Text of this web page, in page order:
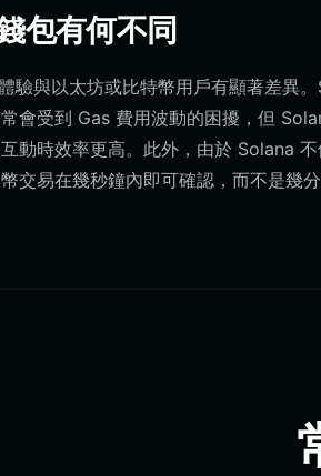
包有何不同
驗與以太坊或比特幣用戶有顯著差異
會受到 Gas 費用波動的困擾，但
動時效率更高。此外，由於 Solana
交易在幾秒鐘內即可確認，而不是幾分